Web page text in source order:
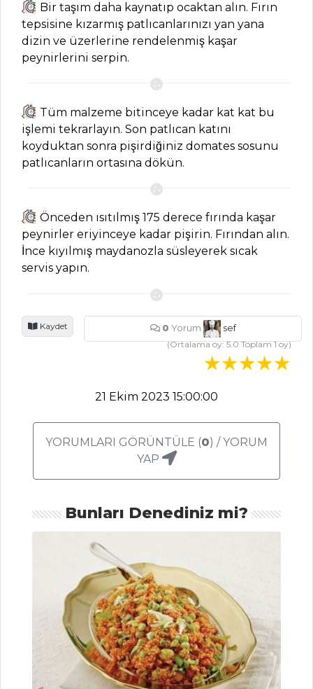
Çorbalar Tüm
Tarifleri
Fırında Çıtır
Patates Tarifi, Nasıl
Yapılır?
Susamlı Taze
Fasulye Tarifi, Nasıl
Yapılır?
Nohutlu Bulgur
Domatesli
Pilavı Tarifi, Nasıl
Yapılır?
Pilav ve Makarna
Tüm Tarifleri
HAMUR İŞLERI
Bir taşım daha kaynatıp ocaktan alın. Fırın
tepsisine kızarmış patlıcanlarınızı yan yana
dizin ve üzerlerine rendelenmiş kaşar
peynirlerini serpin.
Tüm malzeme bitinceye kadar kat kat bu
işlemi tekrarlayın. Son patlıcan katını
koyduktan sonra pişirdiğiniz domates sosunu
patlıcanların ortasına dökün.
Önceden ısıtılmış 175 derece fırında kaşar
peynirler eriyinceye kadar pişirin. Fırından alın.
İnce kıyılmış maydanozla süsleyerek sıcak
servis yapın.
Kaydet 0 Yorum
sef
(Ortalama oy:5.0Toplam1oy)
21 Ekim 2023 15:00:00
YORUMLARI GÖRÜNTÜLE (0) / YORUM
YAP
Bunları Denediniz mi?